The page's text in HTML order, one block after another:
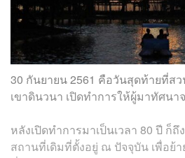
30 กันยายน 2561 คือวันสุดท้ายที่ส
เขาดินวนา เปิดทำการให้ผู้มาทัศนา
หลังเปิดทำการมาเป็นเวลา 80 ปี ก็
สถานที่เดิมที่ตั้งอยู่ ณ ปัจจุบัน เพื่อย้